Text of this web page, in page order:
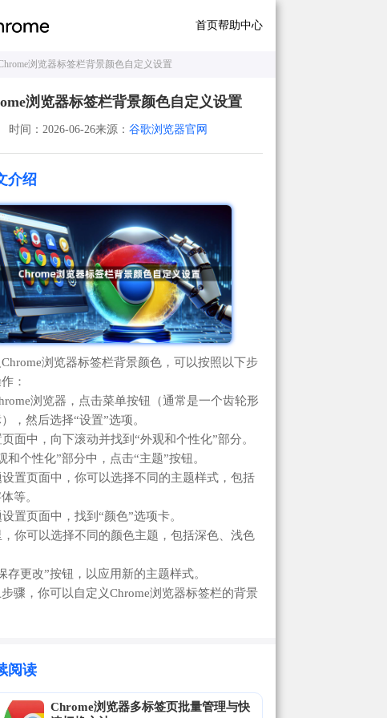
首页帮助中心
浏览器标签栏背景颜色自定义设置
浏览器标签栏背景颜色自定义设置
时间：2026-06-26来源： 谷歌浏览器官网
介绍
浏览器标签栏背景颜色，可以按照以下步
：
浏览器，点击菜单按钮（通常是一个齿轮形
，然后选择“设置”选项。
面中，向下滚动并找到“外观和个性化”部分。
和个性化”部分中，点击“主题”按钮。
置页面中，你可以选择不同的主题样式，包括
等。
置页面中，找到“颜色”选项卡。
你可以选择不同的颜色主题，包括深色、浅色
存更改”按钮，以应用新的主题样式。
骤，你可以自定义Chrome浏览器标签栏的背景
阅读
Chrome浏览器多标签页批量管理与快